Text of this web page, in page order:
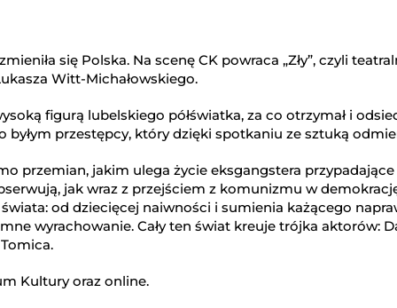
się Polska. Na scenę CK powraca „Zły”, czyli
Witt-Michałowskiego.
figurą lubelskiego półświatka, za co otrzymał i
byłym przestępcy, który dzięki spotkaniu ze sztuką
przemian, jakim ulega życie eksgangstera przypadające
jak wraz z przejściem z komunizmu w
od dziecięcej naiwności i sumienia każącego
wyrachowanie. Cały ten świat kreuje trójka aktorów:
Kultury oraz online.